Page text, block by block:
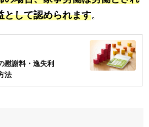
として認められます。
慰謝料・逸失利
法